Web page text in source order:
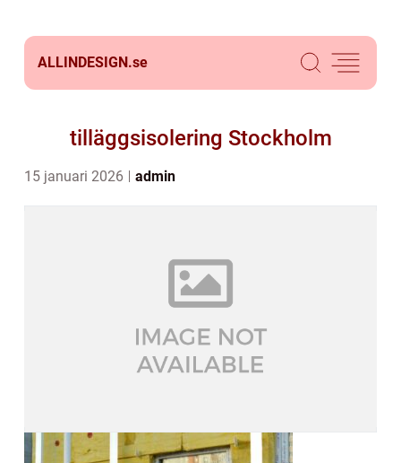
ALLINDESIGN.se
tilläggsisolering Stockholm
15 januari 2026 admin